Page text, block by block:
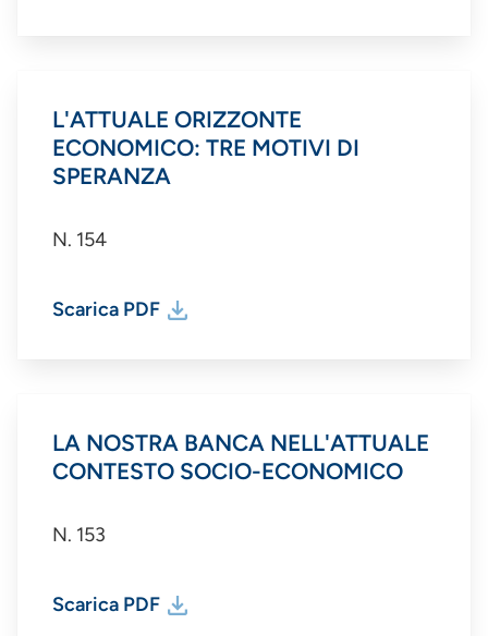
L'ATTUALE ORIZZONTE
ECONOMICO: TRE MOTIVI DI
SPERANZA
N. 154
Scarica PDF
LA NOSTRA BANCA NELL'ATTUALE
CONTESTO SOCIO-ECONOMICO
N. 153
Scarica PDF